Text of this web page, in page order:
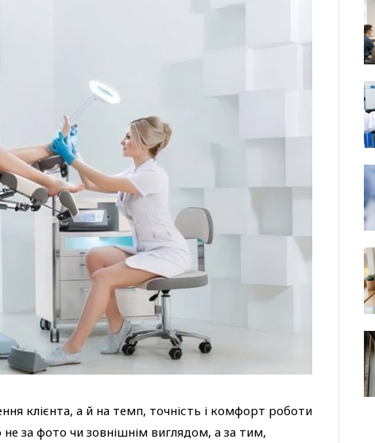
клієнта, а й на темп, точність і комфорт роботи
за фото чи зовнішнім виглядом, а за тим,